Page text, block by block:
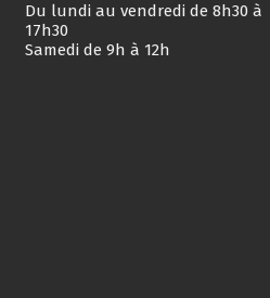
Du lundi au vendredi de 8h30 à
17h30
Samedi de 9h à 12h